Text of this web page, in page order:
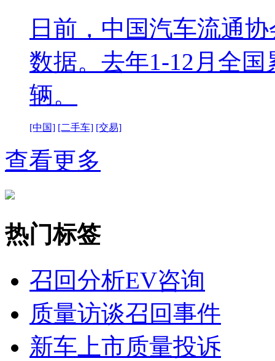
日前，中国汽车流通
数据。去年1-12月全
辆。
[中国] [二手车] [交易]
查看更多
热门标签
召回分析EV咨询
质量访谈召回事件
新车上市质量投诉